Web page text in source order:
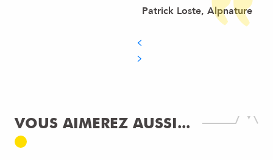
Patrick Loste, Alpnature
VOUS AIMEREZ AUSSI...